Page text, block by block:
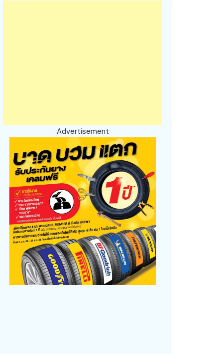
Advertisement